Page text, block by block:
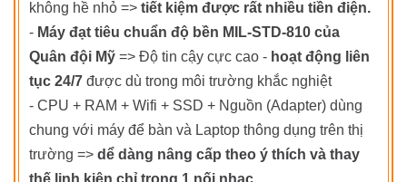
không hề nhỏ => tiết kiệm được rất nhiều tiền điện.
- Máy đạt tiêu chuẩn độ bền MIL-STD-810 của
Quân đội Mỹ => Độ tin cậy cực cao - hoạt động liên
tục 24/7 được dù trong môi trường khắc nghiệt
- CPU + RAM + Wifi + SSD + Nguồn (Adapter) dùng
chung với máy để bàn và Laptop thông dụng trên thị
trường => dể dàng nâng cấp theo ý thích và thay
thế linh kiện chỉ trong 1 nối nhạc.